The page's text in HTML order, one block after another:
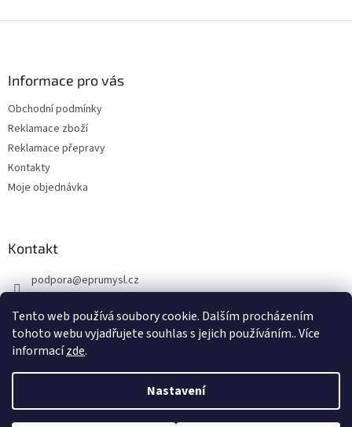
Tento web používá soubory cookie. Dalším procházením
tohoto webu vyjadřujete souhlas s jejich používáním.. Více
informacízde.
Nastavení
Informace pro vás
Obchodní podmínky
Reklamace zboží
Reklamace přepravy
Kontakty
Moje objednávka
Kontakt
podpora@eprumysl.cz
Vytvořil Shoptet